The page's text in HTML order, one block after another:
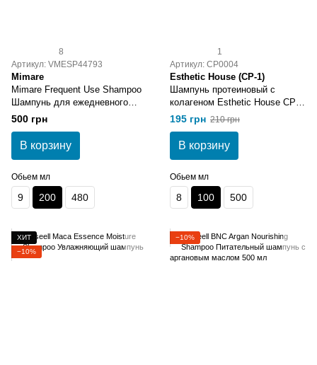
8
Артикул: VMESP44793
Mimare
Mimare Frequent Use Shampoo
Шампунь для ежедневного
использования 200 мл
500 грн
В корзину
Обьем мл
9 200 480
1
Артикул: CP0004
Esthetic House (CP-1)
Шампунь протеиновый с
колагеном Esthetic House CP-1
Bright Complex Intense
Nourishing Shampoo 100 мл
195 грн 210 грн
В корзину
Обьем мл
8 100 500
ХИТ
−10%
−10%